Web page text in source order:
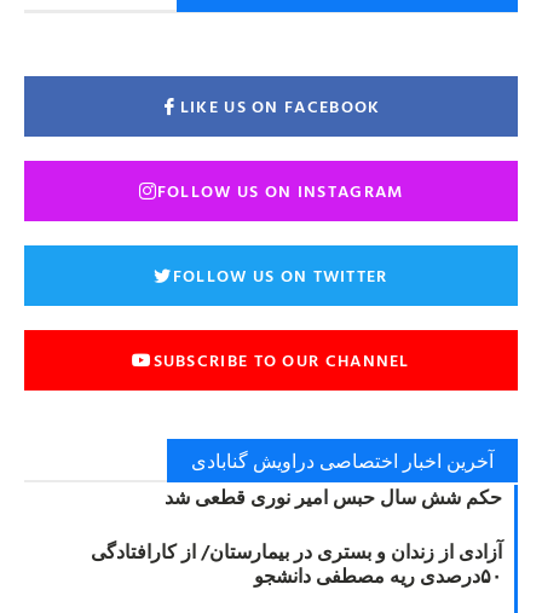
LIKE US ON FACEBOOK
FOLLOW US ON INSTAGRAM
FOLLOW US ON TWITTER
SUBSCRIBE TO OUR CHANNEL
آخرین اخبار اختصاصی دراویش گنابادی
حکم شش سال حبس امیر نوری قطعی شد
آزادی از زندان و بستری در بیمارستان/ از کارافتادگی
۵۰درصدی ریه مصطفی دانشجو